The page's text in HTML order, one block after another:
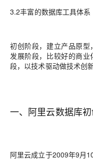
3.2丰富的数据库工具体系
初创阶段，建立产品原
发展阶段，比较好的商
段，以技术驱动做技术创
一、阿里云数据库
阿里云成立于2009年9月